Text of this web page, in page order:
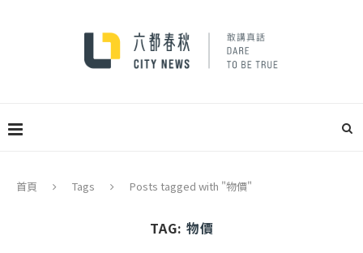
首頁 Tags Posts tagged with "物價"
TAG: 物價